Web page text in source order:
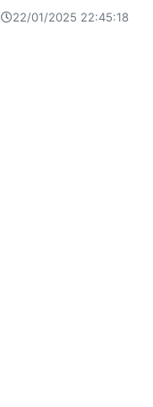
22/01/2025 22:45:18